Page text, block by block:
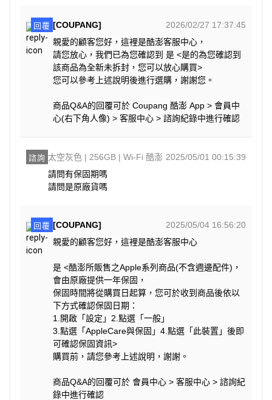
回覆 [COUPANG]
2026/02/27 17:37:45
親愛的顧客您好，這裡是酷澎客服中心，
請您放心，我們已為您確認到 是 <是的為您確認到
該商品為全新未拆封，您可以放心購買>
您可以參考上述說明後進行選購，謝謝您。
商品Q&A的回覆可於 Coupang 酷澎 App > 會員中
心(右下角人像) > 客服中心 > 諮詢紀錄中進行確認
諮詢 太空灰色 | 256GB | Wi-Fi 酷澎 2025/05/01 00:15:39
請問有保固期嗎
請問是原廠貨嗎
回覆 [COUPANG]
2025/05/04 16:56:20
親愛的顧客您好，這裡是酷澎客服中心
是 <酷澎所販售之Apple系列商品(不含週邊配件)，
會由原廠提供一年保固，
保固時間將從購買日起算，您可於收到商品後依以
下方式確認保固日期：
1.開啟「設定」2.點選「一般」
3.點選「AppleCare與保固」4.點選「此裝置」後即
可確認保固資訊>
購買前，請您參考上述說明，謝謝。
商品Q&A的回覆可於 會員中心 > 客服中心 > 諮詢紀
錄中進行確認